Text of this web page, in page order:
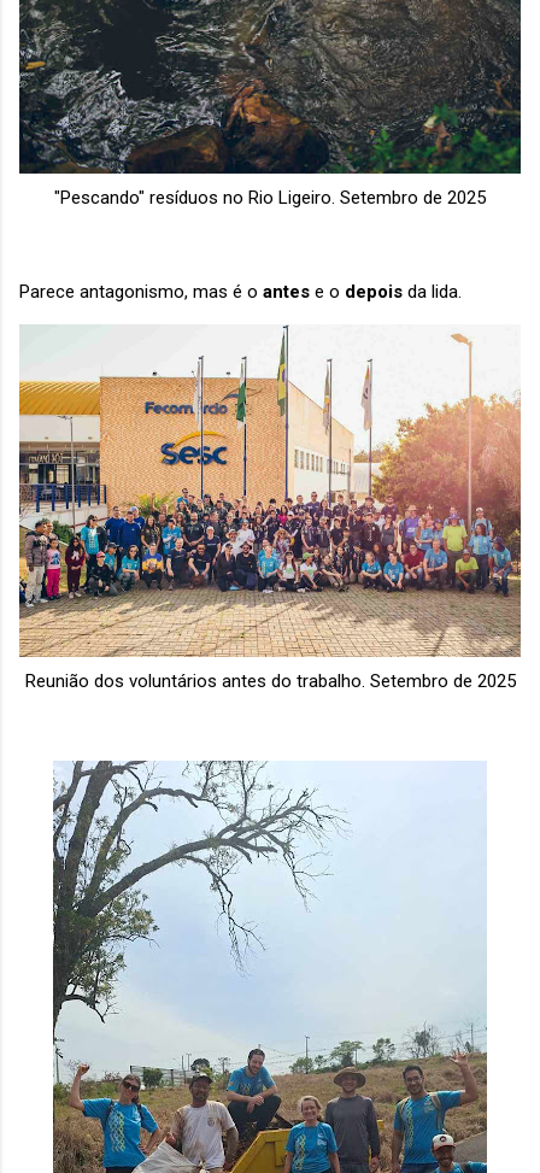
"Pescando" resíduos no Rio Ligeiro. Setembro de 2025
Parece antagonismo, mas é o antes e o depois da lida.
Reunião dos voluntários antes do trabalho. Setembro de 2025